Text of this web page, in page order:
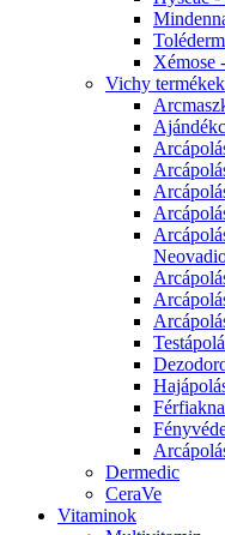
Xémose
Vichy termékek
Dermedic
CeraVe
Vitaminok